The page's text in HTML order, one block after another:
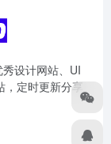
设计网站、UI
，定时更新分享